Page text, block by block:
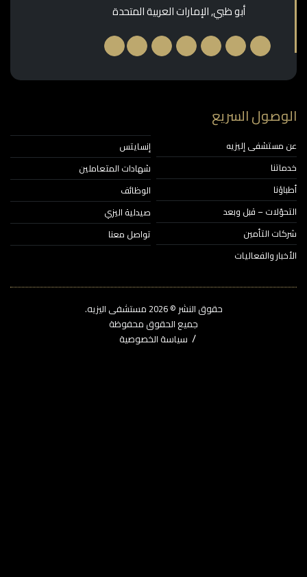
أبو ظبي, الإمارات العربية المتحدة
السريع
إليزيه
– قبل وبعد
التأمين
والفعاليات
إنسايتس
شهادات المتعاملين
الوظائف
صيدلية اليزي
تواصل معنا
حقوق النشر © 2026‎ مستشفى اليزيه.
جميع الحقوق محفوظة
سياسة الخصوصية